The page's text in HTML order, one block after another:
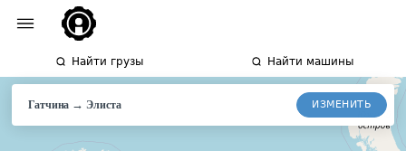
Найти грузы Найти машины
Гатчина →Элиста ИЗМЕНИТЬ